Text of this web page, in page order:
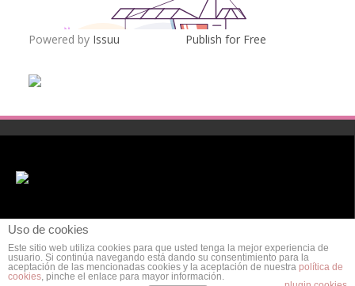
Powered by Issuu Publish for Free
POLÍTICA DE PRIVACIDAD AVISO LEGAL POLÍTICA DE COOKIES
Uso de cookies
Este sitio web utiliza cookies para que usted tenga la mejor experiencia de
usuario. Si continúa navegando está dando su consentimiento para la
aceptación de las mencionadas cookies y la aceptación de nuestra política de
cookies, pinche el enlace para mayor información.